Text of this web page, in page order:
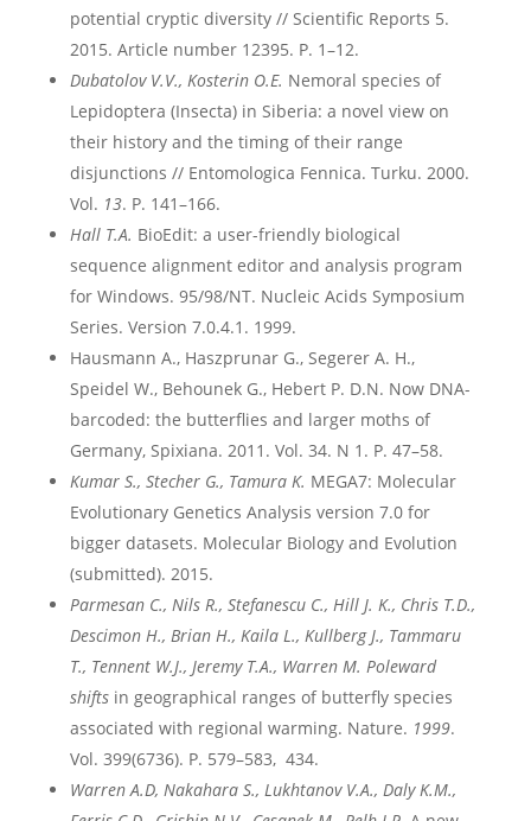
potential cryptic diversity // Scientific Reports 5.
2015. Article number 12395. P. 1–12.
Dubatolov V.V., Kosterin O.E. Nemoral species of
Lepidoptera (Insecta) in Siberia: a novel view on
their history and the timing of their range
disjunctions // Entomologica Fennica. Turku. 2000.
Vol. 13. P. 141–166.
Hall T.A. BioEdit: a user-friendly biological
sequence alignment editor and analysis program
for Windows. 95/98/NT. Nucleic Acids Symposium
Series. Version 7.0.4.1. 1999.
Hausmann A., Haszprunar G., Segerer A. H.,
Speidel W., Behounek G., Hebert P. D.N. Now DNA-
barcoded: the butterflies and larger moths of
Germany, Spixiana. 2011. Vol. 34. N 1. P. 47–58.
Kumar S., Stecher G., Tamura K. MEGA7: Molecular
Evolutionary Genetics Analysis version 7.0 for
bigger datasets. Molecular Biology and Evolution
(submitted). 2015.
Parmesan C., Nils R., Stefanescu C., Hill J. K., Chris T.D.,
Descimon H., Brian H., Kaila L., Kullberg J., Tammaru
T., Tennent W.J., Jeremy T.A., Warren M. Poleward
shiftsin geographical ranges of butterfly species
associated with regional warming. Nature. 1999.
Vol. 399(6736). P. 579–583, 434.
Warren A.D, Nakahara S., Lukhtanov V.A., Daly K.M.,